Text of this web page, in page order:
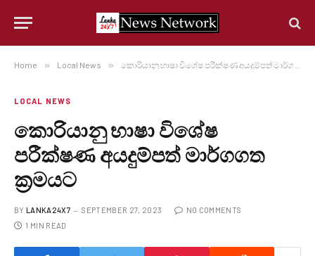
Home » Local News » කොරියානු භාෂා විශේෂ පරීක්ෂණ අයදුම්පත් මාර්ගගත ක්‍රමයට
LOCAL NEWS
කොරියානු භාෂා විශේෂ
පරීක්ෂණ අයදුම්පත් මාර්ගගත
ක්‍රමයට
BY LANKA24X7 SEPTEMBER 27, 2023
NO COMMENTS
1 MIN READ